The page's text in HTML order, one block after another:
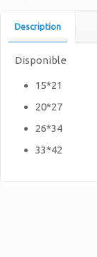
Description
Disponible
15*21
20*27
26*34
33*42